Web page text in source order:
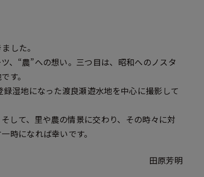
した。
、“農”への想い。三つ目は、昭和へのノスタ
す。
湿地になった渡良瀬遊水地を中心に撮影して
して、里や農の情景に交わり、その時々に対
時になれば幸いです。
田原芳明